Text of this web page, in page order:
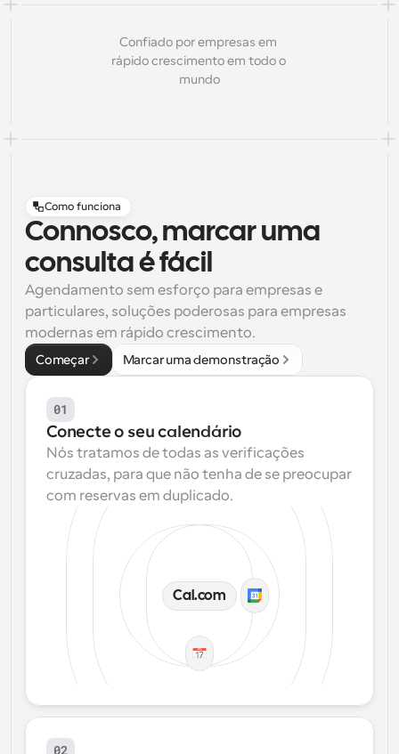
Confiado por empresas em
rápido crescimento em todo o
mundo
Como funciona
Connosco, marcar uma
consulta é fácil
Agendamento sem esforço para empresas e
particulares, soluções poderosas para empresas
modernas em rápido crescimento.
Começar Marcar uma demonstração
01
Conecte o seu calendário
Nós tratamos de todas as verificações
cruzadas, para que não tenha de se preocupar
com reservas em duplicado.
Cal.com
02